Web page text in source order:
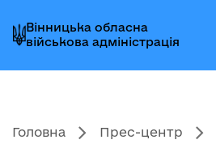
до
головного
меню
до
головного
вмісту
до
головного
колонтитула
Вінницька обласна
військова адміністрація
Головна
Прес-центр